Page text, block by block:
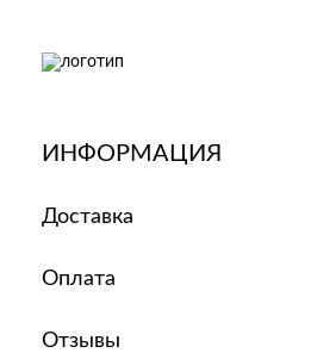
ИНФОРМАЦИЯ
Доставка
Оплата
Отзывы